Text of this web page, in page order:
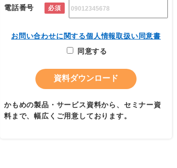
電話番号 必須
お問い合わせに関する個人情報取扱い同意書
同意する
かもめの製品・サービス資料から、セミナー資
料まで、幅広くご用意しております。